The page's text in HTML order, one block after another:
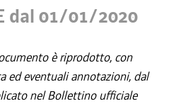
dal 01/01/2020
è riprodotto, con
ed eventuali annotazioni, dal
nel Bollettino ufficiale